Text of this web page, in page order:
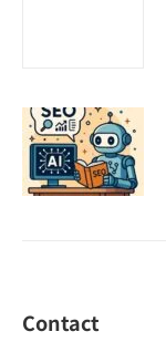
Contact